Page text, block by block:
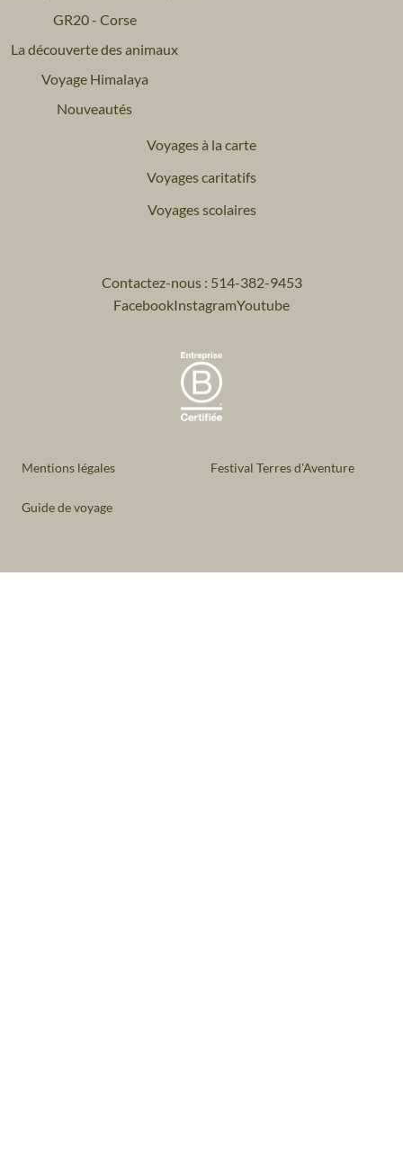
GR20 - Corse
La découverte des animaux
Voyage Himalaya
Nouveautés
Voyages à la carte
Voyages caritatifs
Voyages scolaires
Contactez-nous : 514-382-9453
FacebookInstagramYoutube
Mentions légales Festival Terres d'Aventure
Guide de voyage